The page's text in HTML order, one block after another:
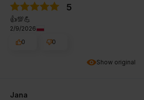
Show original
5
👍️💯💪
2/9/2026
0
0
Jana